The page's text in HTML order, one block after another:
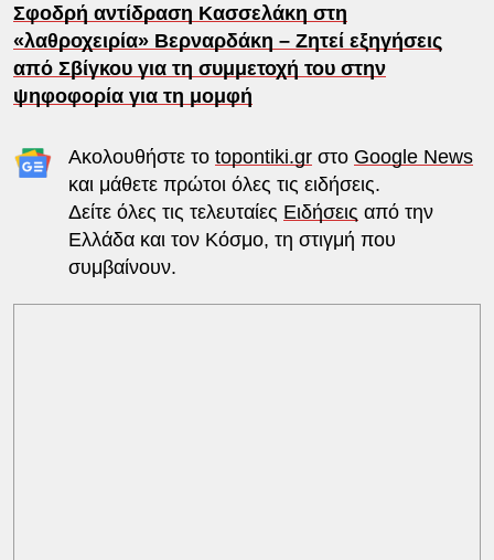
Σφοδρή αντίδραση Κασσελάκη στη
«λαθροχειρία» Βερναρδάκη – Ζητεί εξηγήσεις
από Σβίγκου για τη συμμετοχή του στην
ψηφοφορία για τη μομφή
Ακολουθήστε το topontiki.grστο Google News
και μάθετε πρώτοι όλες τις ειδήσεις.
Δείτε όλες τις τελευταίες Ειδήσεις από την
Ελλάδα και τον Κόσμο, τη στιγμή που
συμβαίνουν.